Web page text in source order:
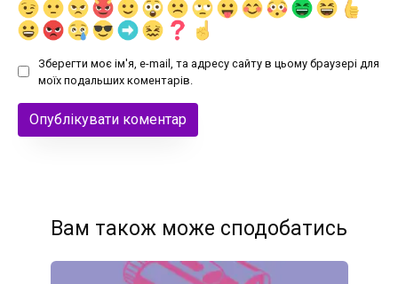
Зберегти моє ім'я, e-mail, та адресу сайту в цьому браузері для
моїх подальших коментарів.
Вам також може сподобатись